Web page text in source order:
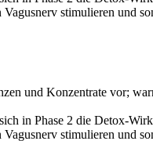
stimulieren und
und Konzentrate vor;
in Phase 2 die Detox-
stimulieren und